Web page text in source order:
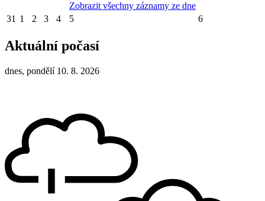
Zobrazit všechny záznamy ze dne
31 1 2 3 4 5 6
Aktuální počasí
dnes, pondělí 10. 8. 2026